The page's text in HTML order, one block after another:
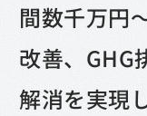
間数千万円
改善、GHG
解消を実現